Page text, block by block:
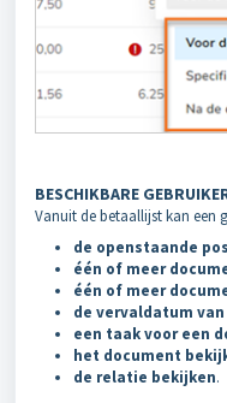
BESCHIKBARE
Vanuit de betaallijst kan een
de openstaande
één of meer
één of meer
de vervaldatum
een taak voor een
het document
de relatie bekijken.